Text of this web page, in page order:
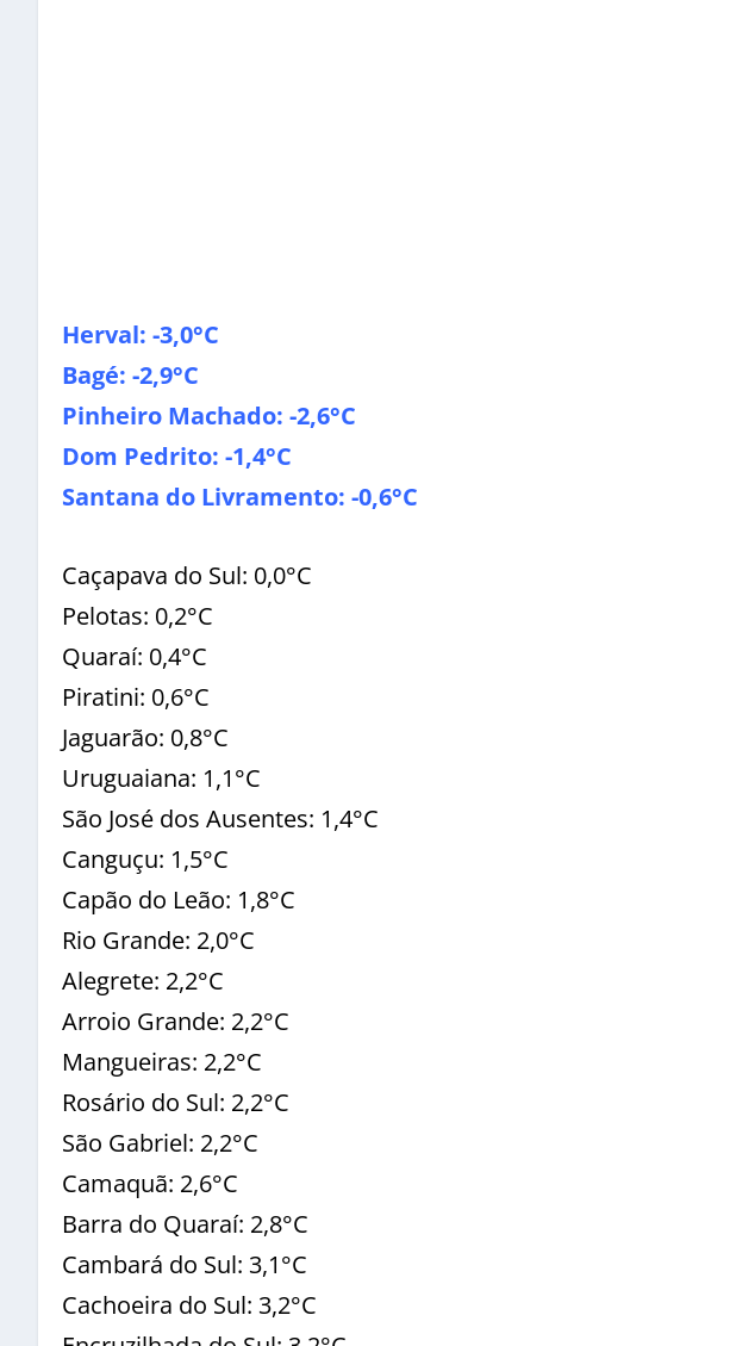
Herval: -3,0°C
Bagé: -2,9°C
Pinheiro Machado: -2,6°C
Dom Pedrito: -1,4°C
Santana do Livramento: -0,6°C
Caçapava do Sul: 0,0°C
Pelotas: 0,2°C
Quaraí: 0,4°C
Piratini: 0,6°C
Jaguarão: 0,8°C
Uruguaiana: 1,1°C
São José dos Ausentes: 1,4°C
Canguçu: 1,5°C
Capão do Leão: 1,8°C
Rio Grande: 2,0°C
Alegrete: 2,2°C
Arroio Grande: 2,2°C
Mangueiras: 2,2°C
Rosário do Sul: 2,2°C
São Gabriel: 2,2°C
Camaquã: 2,6°C
Barra do Quaraí: 2,8°C
Cambará do Sul: 3,1°C
Cachoeira do Sul: 3,2°C